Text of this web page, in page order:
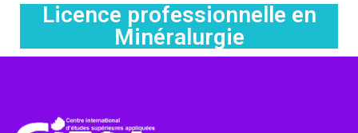
Licence professionnelle en
Minéralurgie